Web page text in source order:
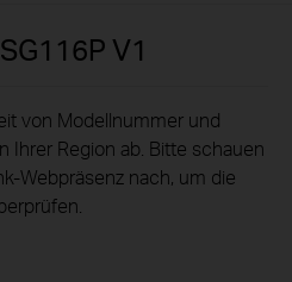
V1
von Modellnummer und
Ihrer Region ab. Bitte schauen
Webpräsenz nach, um die